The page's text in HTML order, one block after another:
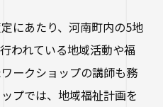
いて
ター
連携協定一覧
公式SNS
X Facebook
にあたり、河南町内の5地
われている地域活動や福
ークショップの講師も務
プでは、地域福祉計画を